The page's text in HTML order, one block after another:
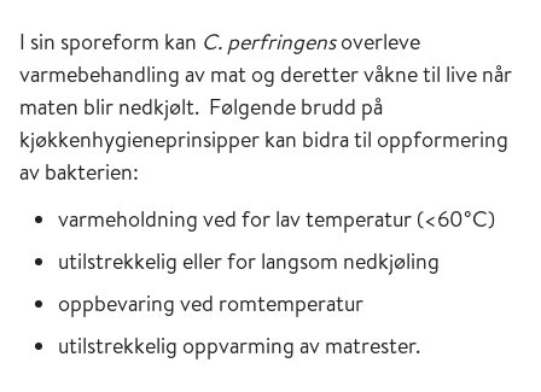
I sin sporeform kan C. perfringensoverleve
varmebehandling av mat og deretter våkne til live når
maten blir nedkjølt. Følgende brudd på
kjøkkenhygieneprinsipper kan bidra til oppformering
av bakterien:
varmeholdning ved for lav temperatur (<60°C)
utilstrekkelig eller for langsom nedkjøling
oppbevaring ved romtemperatur
utilstrekkelig oppvarming av matrester.